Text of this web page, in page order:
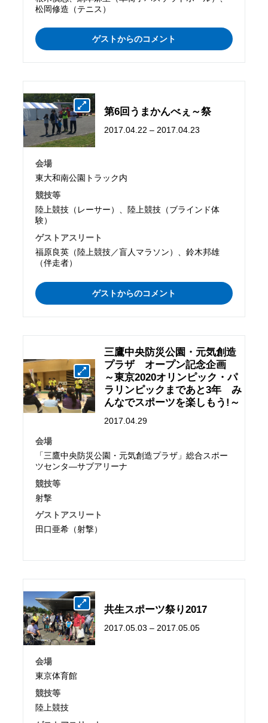
松岡修造（テニス）
ゲストからのコメント
第6回うまかんべぇ～祭
2017.04.22 – 2017.04.23
会場
東大和南公園トラック内
競技等
陸上競技（レーサー）、陸上競技（ブラインド体
験）
ゲストアスリート
福原良英（陸上競技／盲人マラソン）、鈴木邦雄
（伴走者）
ゲストからのコメント
三鷹中央防災公園・元気創造
プラザ オープン記念企画
～東京2020オリンピック・パ
ラリンピックまであと3年 み
んなでスポーツを楽しもう!～
2017.04.29
会場
「三鷹中央防災公園・元気創造プラザ」総合スポー
ツセンタ―サブアリーナ
競技等
射撃
ゲストアスリート
田口亜希（射撃）
共生スポーツ祭り2017
2017.05.03 – 2017.05.05
会場
東京体育館
競技等
陸上競技